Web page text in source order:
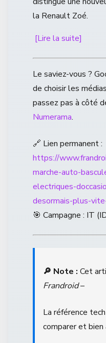
la Renault Zoé.
[Lire la suite]
Le saviez-vous ?
de choisir les
passez pas à côté
Numerama.
🔗 Lien permanent :
https://
marche-auto-
electriques-
desormais-plus-
🎯 Campagne : IT
🔎 Note : Cet
Frandroid–
La référence
comparer et bien